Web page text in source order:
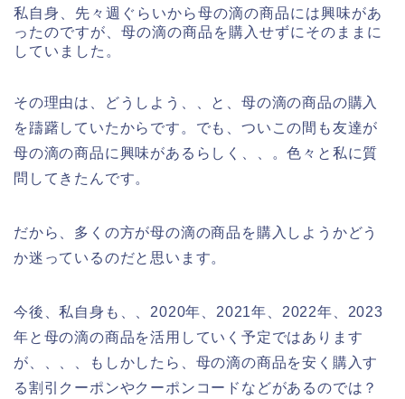
私自身、先々週ぐらいから母の滴の商品には興味があ
ったのですが、母の滴の商品を購入せずにそのままに
していました。
その理由は、どうしよう、、と、母の滴の商品の購入
を躊躇していたからです。でも、ついこの間も友達が
母の滴の商品に興味があるらしく、、。色々と私に質
問してきたんです。
だから、多くの方が母の滴の商品を購入しようかどう
か迷っているのだと思います。
今後、私自身も、、2020年、2021年、2022年、2023
年と母の滴の商品を活用していく予定ではあります
が、、、、もしかしたら、母の滴の商品を安く購入す
る割引クーポンやクーポンコードなどがあるのでは？